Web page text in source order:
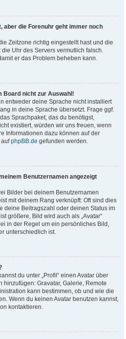
aber die Forenuhr geht immer noch
Zeitzone richtig eingestellt hast und die
Uhr des Servers vermutlich falsch.
er das Problem beheben kann.
Board nicht zur Auswahl!
entweder deine Sprache nicht installiert
in deine Sprache übersetzt. Frage ggf.
Sprachpaket, das du benötigst,
existiert, würden wir uns freuen, wenn
Informationen dazu können auf der
aufphpBB.de gefunden werden.
Benutzernamen angezeigt
Bilder bei deinem Benutzernamen
mit deinem Rang verknüpft: Oft sind dies
deine Beitragszahl oder deinen Status im
größere, Bild wird auch als „Avatar“
in der Regel um ein persönliches Bild,
unterschiedlich ist.
du unter „Profil“ einen Avatar über
Gravatar, Galerie, Remote
kann bestimmen, ob und wie die
Wenn du keinen Avatar benutzen kannst,
kontaktieren.